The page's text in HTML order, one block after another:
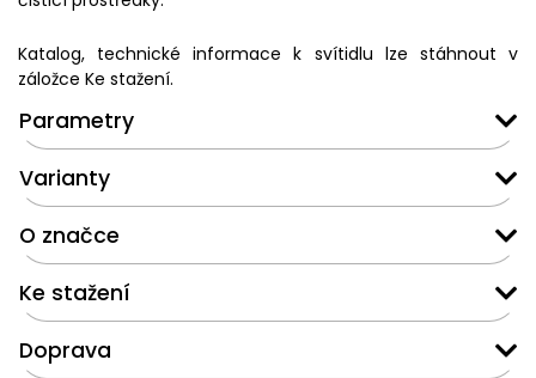
Katalog, technické informace k svítidlu lze stáhnout v
záložce Ke stažení.
Parametry
Varianty
O značce
Ke stažení
Doprava